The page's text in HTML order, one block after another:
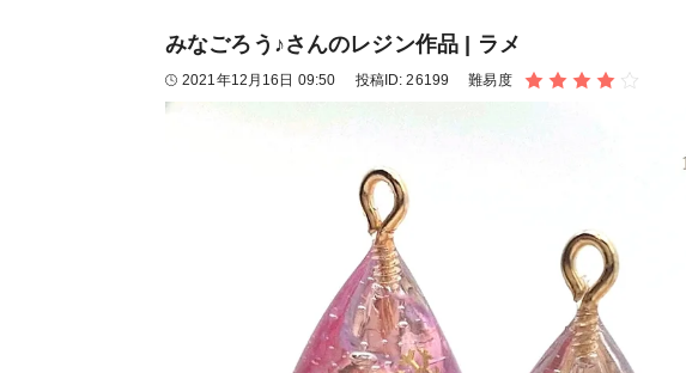
みなごろう♪さんのレジン作品 | ラメ
2021年12月16日 09:50 投稿ID:26199 難易度